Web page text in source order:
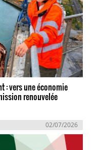
: vers une économie
renouvelée
02/07/2026